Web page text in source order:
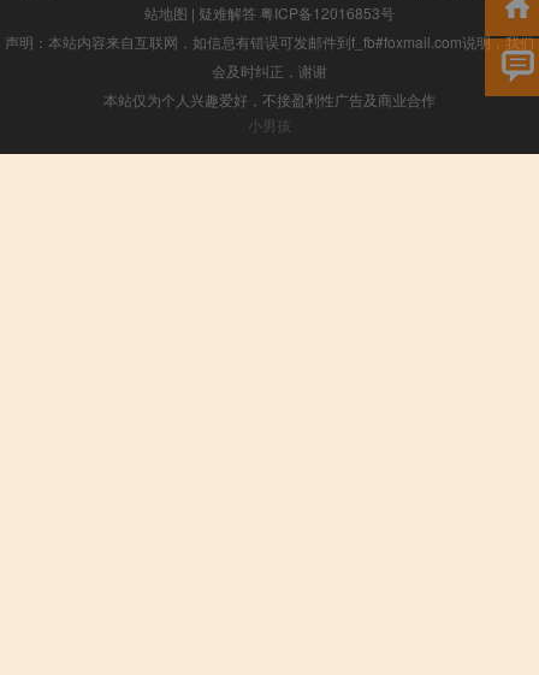
站地图 | 疑难解答 粤ICP备12016853号
声明：本站内容来自互联网，如信息有错误可发邮件到f_fb#foxmail.com说明，我们
会及时纠正，谢谢
本站仅为个人兴趣爱好，不接盈利性广告及商业合作
小男孩